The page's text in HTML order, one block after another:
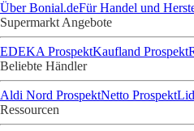
Über Bonial.deFür Handel und
Supermarkt Angebote
EDEKA ProspektKaufland Prospekt
Beliebte Händler
Aldi Nord ProspektNetto Prospekt
Ressourcen